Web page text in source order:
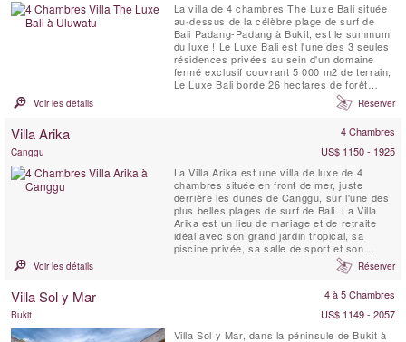
La villa de 4 chambres The Luxe Bali située
au-dessus de la célèbre plage de surf de
Bali Padang-Padang à Bukit, est le summum
du luxe ! Le Luxe Bali est l'une des 3 seules
résidences privées au sein d'un domaine
fermé exclusif couvrant 5 000 m2 de terrain,
Le Luxe Bali borde 26 hectares de forêt
vierge. Perchée sur l'un des meilleurs
emplacements au sommet d'une falaise de
spot de surf et les plages en contrebas, le
Voir les détails Réserver
Villa Arika 4 Chambres
Canggu
US$ 1150 - 1925
La Villa Arika est une villa de luxe de 4
chambres située en front de mer, juste
derrière les dunes de Canggu, sur l'une des
plus belles plages de surf de Bali. La Villa
Arika est un lieu de mariage et de retraite
idéal avec son grand jardin tropical, sa
piscine privée, sa salle de sport et son
personnel à plein temps. Cette villa de luxe
sur la plage offre une vue sur le Bukit de Bali
rizières en terrasses et une série de ...
Voir les détails Réserver
Villa Sol y Mar 4 à 5 Chambres
Bukit
US$ 1149 - 2057
Villa Sol y Mar, dans la péninsule de Bukit à